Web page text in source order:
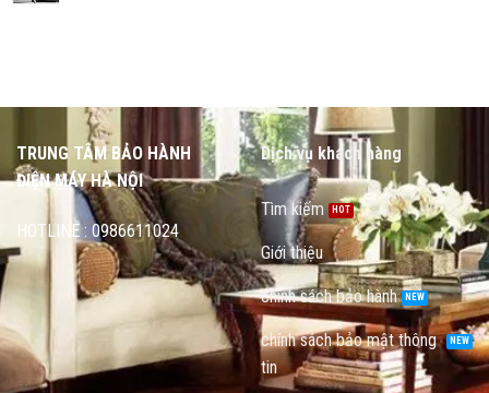
TRUNG TÂM BẢO HÀNH
ĐIỆN MÁY HÀ NỘI
HOTLINE : 0986611024
Dịch vụ khách hàng
Tìm kiếm
Giới thiệu
chính sách bảo hành
chính sách bảo mật thông
tin